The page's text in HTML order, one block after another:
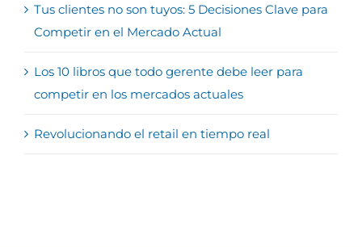
Tus clientes no son tuyos: 5 Decisiones Clave para
Competir en el Mercado Actual
Los 10 libros que todo gerente debe leer para
competir en los mercados actuales
Revolucionando el retail en tiempo real